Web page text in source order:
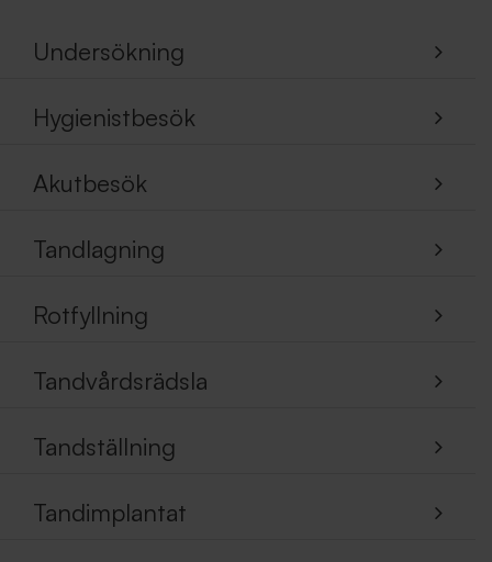
Undersökning
Hygienistbesök
Akutbesök
Tandlagning
Rotfyllning
Tandvårdsrädsla
Tandställning
Tandimplantat